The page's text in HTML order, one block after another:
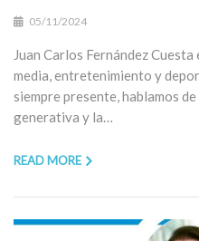
05/11/2024
Juan Carlos Fernández
media, entretenimiento y
siempre presente, hablamos
generativa y la…
READ MORE